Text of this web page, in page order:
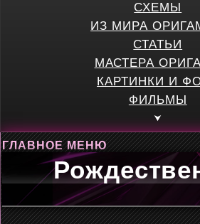
СХЕМЫ
ИЗ МИРА
СТАТЬИ
МАСТЕРА
КАРТИНКИ И
ФИЛЬМЫ
ГЛАВНОЕ МЕНЮ